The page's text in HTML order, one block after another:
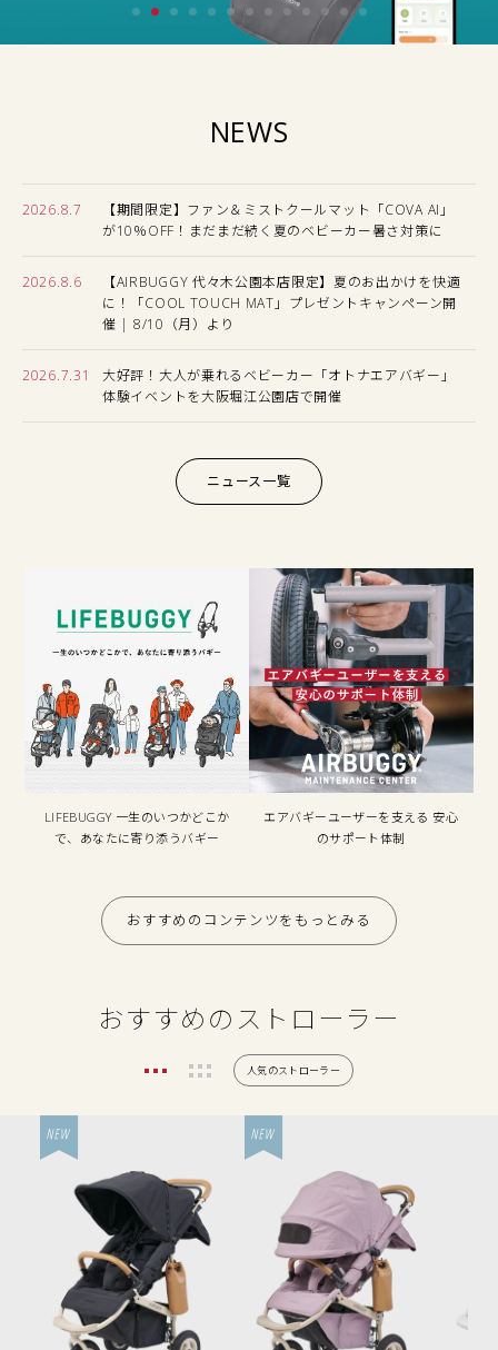
NEWS
2026.8.7
【期間限定】ファン＆ミストクールマット「COVA AI」
が10％OFF！まだまだ続く夏のベビーカー暑さ対策に
2026.8.6
【AIRBUGGY 代々木公園本店限定】夏のお出かけを快適
に！「COOL TOUCH MAT」プレゼントキャンペーン開
催 | 8/10（月）より
2026.7.31
大好評！大人が乗れるベビーカー「オトナエアバギー」
体験イベントを大阪堀江公園店で開催
ニュース一覧
LIFEBUGGY一生のいつかどこか
で、あなたに寄り添うバギー
エアバギーユーザーを支える 安心
のサポート体制
おすすめのコンテンツをもっとみる
おすすめのストローラー
人気のストローラー